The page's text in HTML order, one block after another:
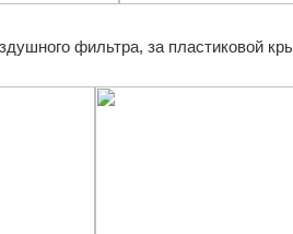
фильтра, за пластиковой